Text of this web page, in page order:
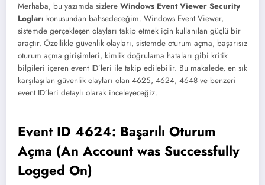
Merhaba, bu yazımda sizlere Windows Event Viewer Security
Logları konusundan bahsedeceğim. Windows Event Viewer,
sistemde gerçekleşen olayları takip etmek için kullanılan güçlü bir
araçtır. Özellikle güvenlik olayları, sistemde oturum açma, başarısız
oturum açma girişimleri, kimlik doğrulama hataları gibi kritik
bilgileri içeren event ID’leri ile takip edilebilir. Bu makalede, en sık
karşılaşılan güvenlik olayları olan 4625, 4624, 4648 ve benzeri
event ID’leri detaylı olarak inceleyeceğiz.
Event ID 4624: Başarılı Oturum
Açma (An Account was Successfully
Logged On)